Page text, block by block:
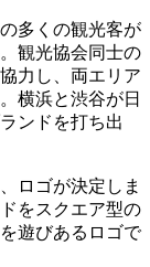
多くの観光客が
観光協会同士の
力し、両エリア
横浜と渋谷が日
ンドを打ち出
ロゴが決定しま
をスクエア型の
遊びあるロゴで